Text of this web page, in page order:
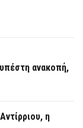
ανακοπή,
η